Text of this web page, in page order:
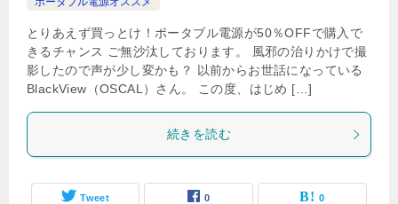
とりあえず買っとけ！ポータブル電源が50％OFFで購入で
きるチャンス ご無沙汰しております。 風邪の治りかけで撮
影したので声が少し変かも？ 以前からお世話になっている
BlackView（OSCAL）さん。 この度、はじめ […]
続きを読む
Tweet 0 0